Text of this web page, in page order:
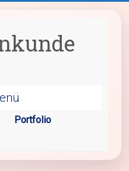
Portfolio